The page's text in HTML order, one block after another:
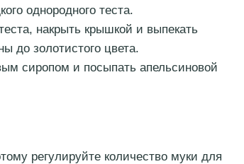
однородного теста.
накрыть крышкой и выпекать
до золотистого цвета.
сиропом и посыпать апельсиновой
регулируйте количество муки для